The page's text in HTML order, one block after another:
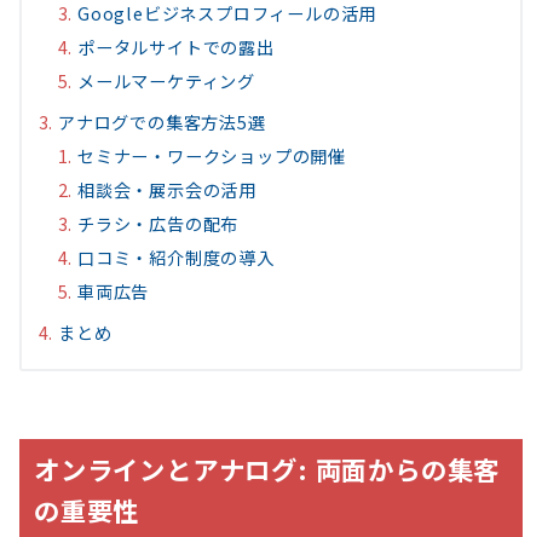
Googleビジネスプロフィールの活用
ポータルサイトでの露出
メールマーケティング
アナログでの集客方法5選
セミナー・ワークショップの開催
相談会・展示会の活用
チラシ・広告の配布
口コミ・紹介制度の導入
車両広告
まとめ
オンラインとアナログ: 両面からの集客
の重要性